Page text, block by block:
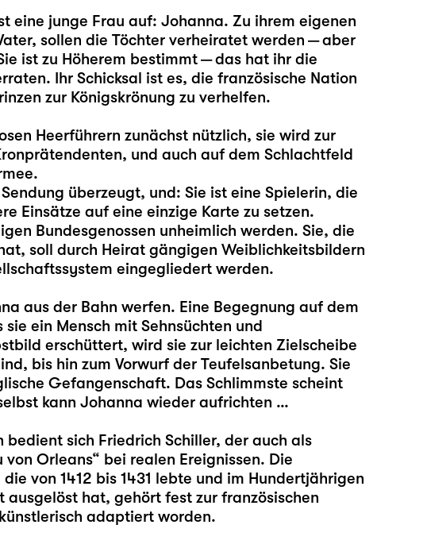
eine junge Frau auf: Johanna. Zu ihrem eigenen
sollen die Töchter verheiratet werden — aber
ist zu Höherem bestimmt — das hat ihr die
Ihr Schicksal ist es, die französische Nation
zur Königskrönung zu verhelfen.
Heerführern zunächst nützlich, sie wird zur
und auch auf dem Schlachtfeld
überzeugt, und: Sie ist eine Spielerin, die
Einsätze auf eine einzige Karte zu setzen.
Bundesgenossen unheimlich werden. Sie, die
soll durch Heirat gängigen Weiblichkeitsbildern
eingegliedert werden.
aus der Bahn werfen. Eine Begegnung auf dem
ein Mensch mit Sehnsüchten und
erschüttert, wird sie zur leichten Zielscheibe
bis hin zum Vorwurf der Teufelsanbetung. Sie
Gefangenschaft. Das Schlimmste scheint
kann Johanna wieder aufrichten …
sich Friedrich Schiller, der auch als
Orleans“ bei realen Ereignissen. Die
von 1412 bis 1431 lebte und im Hundertjährigen
hat, gehört fest zur französischen
adaptiert worden.